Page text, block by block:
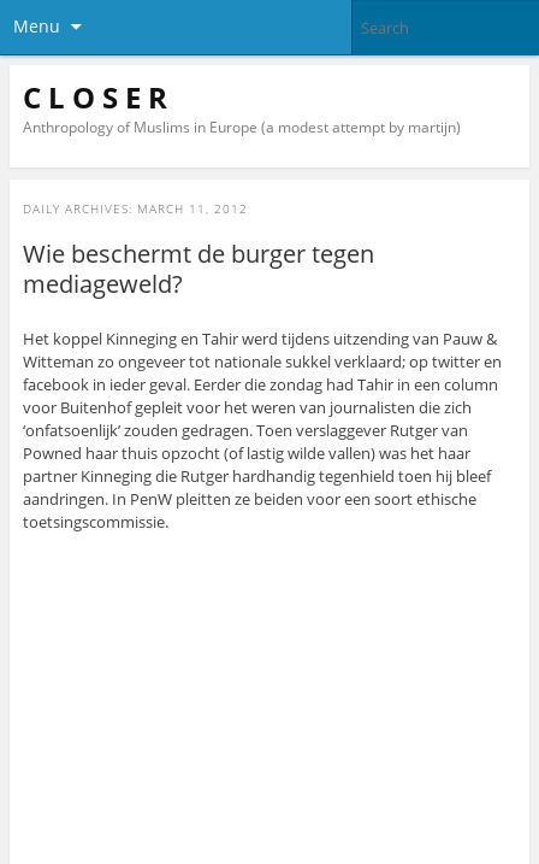
Menu
C L O S E R
Anthropology of Muslims in Europe (a modest attempt by martijn)
DAILY ARCHIVES: MARCH 11, 2012
Wie beschermt de burger tegen
mediageweld?
Het koppel Kinneging en Tahir werd tijdens uitzending van Pauw &
Witteman zo ongeveer tot nationale sukkel verklaard; op twitter en
facebook in ieder geval. Eerder die zondag had Tahir in een column
voor Buitenhof gepleit voor het weren van journalisten die zich
‘onfatsoenlijk’ zouden gedragen. Toen verslaggever Rutger van
Powned haar thuis opzocht (of lastig wilde vallen) was het haar
partner Kinneging die Rutger hardhandig tegenhield toen hij bleef
aandringen. In PenW pleitten ze beiden voor een soort ethische
toetsingscommissie.